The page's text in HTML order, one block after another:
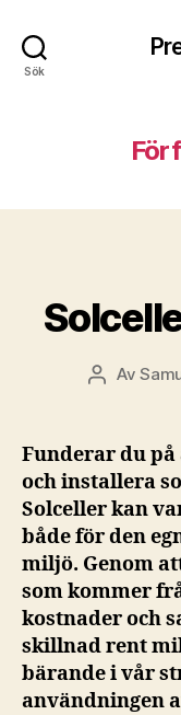
Sök
Av
Funderar du
och installera
Solceller kan
både för den
miljö. Genom
som kommer
kostnader och
skillnad rent
bärande i vår
användningen